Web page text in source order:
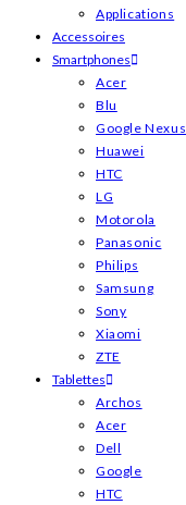
Applications
Accessoires
Smartphones
Acer
Blu
Google Nexus
Huawei
HTC
LG
Motorola
Panasonic
Philips
Samsung
Sony
Xiaomi
ZTE
Tablettes
Archos
Acer
Dell
Google
HTC